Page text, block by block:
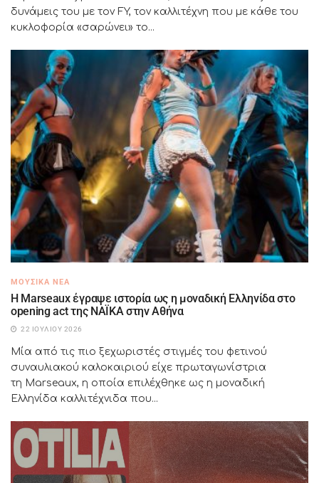
δυνάμεις του με τον FY, τον καλλιτέχνη που με κάθε του
κυκλοφορία «σαρώνει» το...
ΜΟΥΣΙΚΆ ΝΈΑ
H Marseaux έγραψε ιστορία ως η μοναδική Ελληνίδα στο
opening act της NAÏKA στην Αθήνα
22 ΙΟΥΛΊΟΥ 2026
Μία από τις πιο ξεχωριστές στιγμές του φετινού
συναυλιακού καλοκαιριού είχε πρωταγωνίστρια
τη Marseaux, η οποία επιλέχθηκε ως η μοναδική
Ελληνίδα καλλιτέχνιδα που...